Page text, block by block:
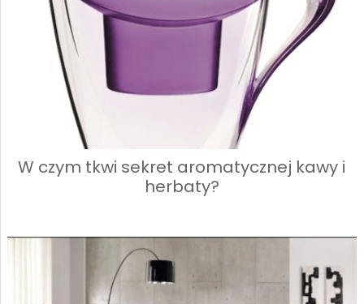
W czym tkwi sekret aromatycznej kawy i
herbaty?